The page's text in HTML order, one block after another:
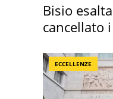
Bisio
cancellato
ECCELLENZE